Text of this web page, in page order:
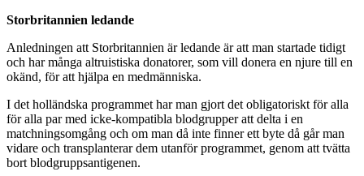
Storbritannien ledande
Anledningen att Storbritannien är ledande är att man startade tidigt
och har många altruistiska donatorer, som vill donera en njure till en
okänd, för att hjälpa en medmänniska.
I det holländska programmet har man gjort det obligatoriskt för alla
för alla par med icke-kompatibla blodgrupper att delta i en
matchningsomgång och om man då inte finner ett byte då går man
vidare och transplanterar dem utanför programmet, genom att tvätta
bort blodgruppsantigenen.